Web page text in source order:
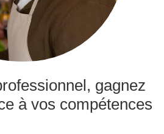
gagnez
à vos compétences